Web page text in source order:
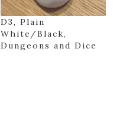
D3, Plain
White/Black,
Dungeons and Dice